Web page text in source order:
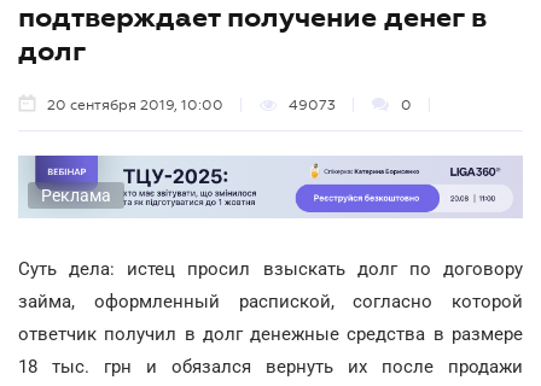
подтверждает получение денег в
долг
20 сентября 2019, 10:00 49073 0
Реклама
Суть дела: истец просил взыскать долг по договору
займа, оформленный распиской, согласно которой
ответчик получил в долг денежные средства в размере
18 тыс. грн и обязался вернуть их после продажи